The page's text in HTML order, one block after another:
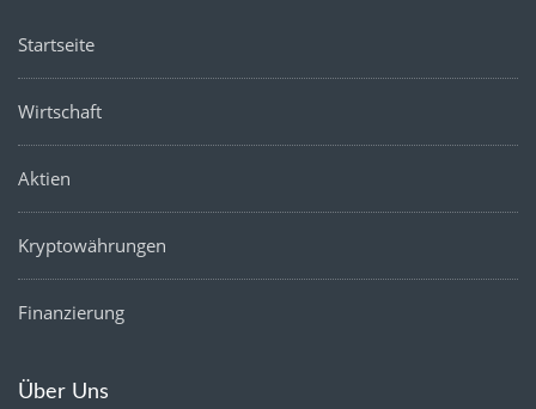
Startseite
Wirtschaft
Aktien
Kryptowährungen
Finanzierung
Über Uns